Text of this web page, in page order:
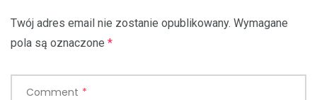
Twój adres email nie zostanie opublikowany. Wymagane
pola są oznaczone *
Comment *